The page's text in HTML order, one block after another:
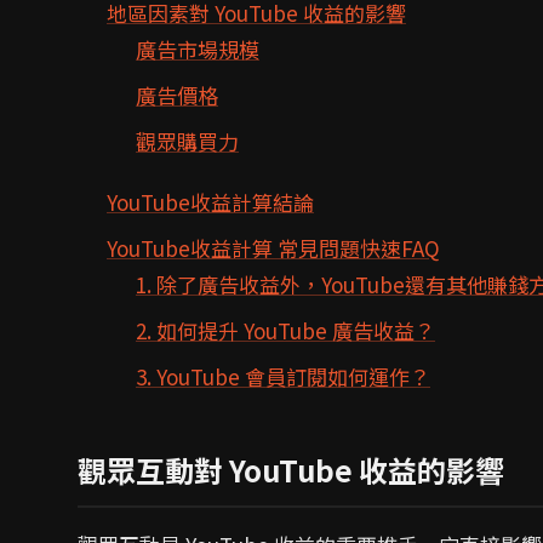
地區因素對 YouTube 收益的影響
廣告市場規模
廣告價格
觀眾購買力
YouTube收益計算結論
YouTube收益計算 常見問題快速FAQ
1. 除了廣告收益外，YouTube還有其他賺錢
2. 如何提升 YouTube 廣告收益？
3. YouTube 會員訂閱如何運作？
觀眾互動對 YouTube 收益的影響